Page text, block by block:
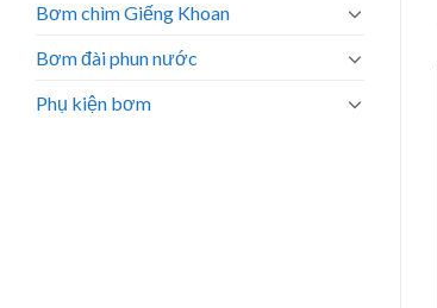
Bơm chìm Giếng Khoan
Bơm đài phun nước
Phụ kiện bơm